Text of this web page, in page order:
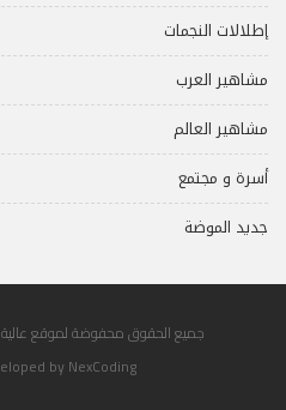
إطلالات النجمات
مشاهير العرب
مشاهير العالم
أسرة و مجتمع
جديد الموضة
جميع الحقوق محفوضة لموقع عالية . ©
byNexCoding